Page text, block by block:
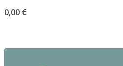
0,00 €